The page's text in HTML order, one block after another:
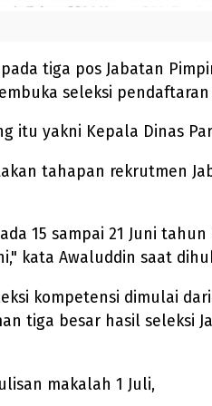
tiga pos Jabatan
seleksi pendaftaran
itu yakni Kepala Dinas
tahapan rekrutmen
15 sampai 21 Juni
kata Awaluddin saat
kompetensi dimulai
tiga besar hasil
makalah 1 Juli,